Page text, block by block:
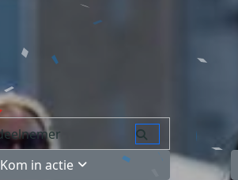
Kom in actie